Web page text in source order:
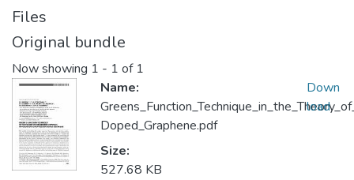
Files
Original bundle
Now showing 1 - 1 of 1
Name:
Doped_Graphene.pdf
Size:
527.68 KB
Down
load